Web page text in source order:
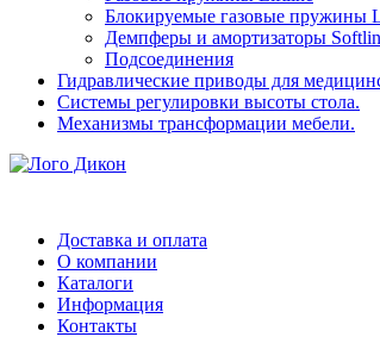
Блокируемые газовые пружины
Демпферы и амортизаторы
Подсоединения
Гидравлические приводы для
Системы регулировки высоты стола.
Механизмы трансформации мебели.
Доставка и оплата
О компании
Каталоги
Информация
Контакты